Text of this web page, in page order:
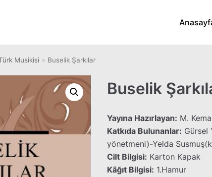
Musikisi » Buselik Şarkılar
Buselik
Yayına Hazırlayan: M.
Katkıda Bulunanlar: Gürsel
yönetmeni)-Yelda
Cilt Bilgisi: Karton Kapak
Kâğıt Bilgisi: 1.Hamur